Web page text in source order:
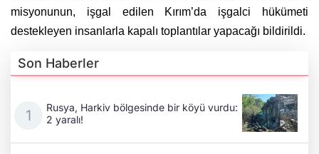
misyonunun, işgal edilen Kırım’da işgalci hükümeti
destekleyen insanlarla kapalı toplantılar yapacağı bildirildi.
Son Haberler
Rusya, Harkiv bölgesinde bir köyü vurdu:
2 yaralı!